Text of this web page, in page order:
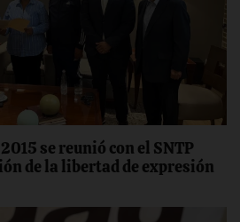
se reunió con el SNTP
de la libertad de expresión